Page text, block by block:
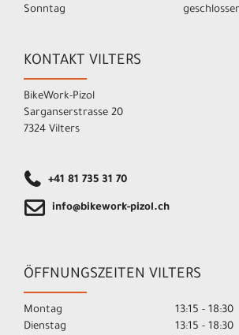
Sonntag
KONTAKT VILTERS
BikeWork-Pizol
Sarganserstrasse 20
7324 Vilters
+41 81 735 31 70
info@bikework-pizol.ch
ÖFFNUNGSZEITEN VILTERS
Montag
13:15 - 18:30
Dienstag
13:15 - 18:30